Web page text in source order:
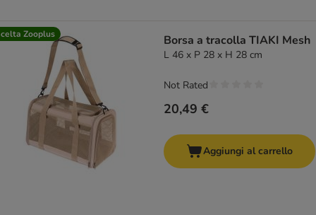
Zooplus Borsa a tracolla TIAKI Mesh
L 46 x P 28 x H 28 cm
20,49 €
Not Rated
Aggiungi al carrello